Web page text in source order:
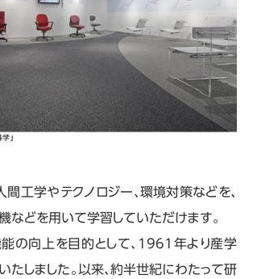
間工学やテクノロジー、環境対策などを、
などを用いて学習していただけます。
の向上を目的として、1961年より産学
たしました。以来、約半世紀にわたって研